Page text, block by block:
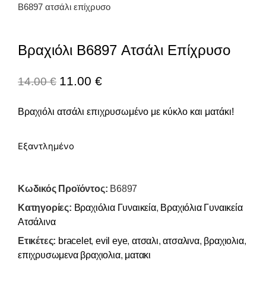
B6897 ατσάλι επίχρυσο
Βραχιόλι B6897 Ατσάλι Επίχρυσο
14.00€ 11.00 €
Βραχιόλι ατσάλι επιχρυσωμένο με κύκλο και ματάκι!
Εξαντλημένο
Κωδικός Προϊόντος: B6897
Κατηγορίες: Βραχιόλια Γυναικεία, Βραχιόλια Γυναικεία
Ατσάλινα
Ετικέτες: bracelet,evil eye,ατσαλι,ατσαλινα, βραχιολια,
επιχρυσωμενα βραχιολια, ματακι